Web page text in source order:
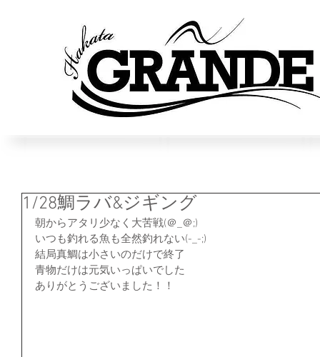
1/28鯛ラバ&ジギング
朝からアタリ少なく大苦戦(＠_＠;)
いつも釣れる魚も全然釣れない(-_-;)
結局真鯛は小さいのだけで終了
青物だけは元気いっぱいでした
ありがとうございました！！